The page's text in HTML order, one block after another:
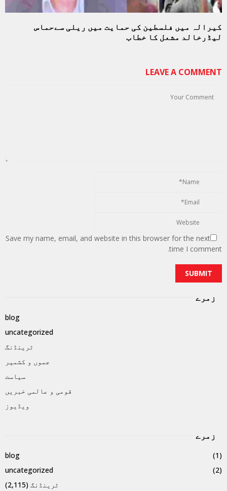
کیرالہ میں فلسطین کی حمایت میں ریلی سےحماس
لیڈرخالد مشعل کا خطاب
LEAVE A COMMENT
Save my name, email, and website in this browser for the next
time I comment.
زمرے
blog
uncategorized
ٹرینڈنگ
جموں و کشمیر
سیاست
قومی و عالمی خبریں
ویڈیوز
زمرے
blog
(1)
uncategorized
(2)
ٹرینڈنگ (2,115)